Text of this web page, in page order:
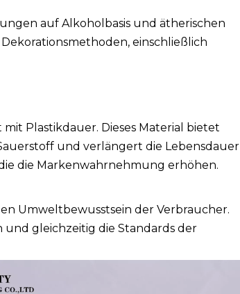
auf Alkoholbasis und ätherischen
einschließlich
Plastikdauer. Dieses Material bietet
und verlängert die Lebensdauer
die Markenwahrnehmung erhöhen.
Umweltbewusstsein der Verbraucher.
gleichzeitig die Standards der